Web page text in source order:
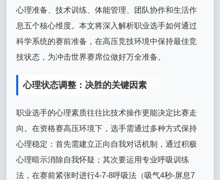
心理准备、技术训练、体能管理、团队协作和生活作
息五个核心维度。本文将深入解析职业选手如何通过
科学系统的赛前准备，在高压竞技环境中保持最佳竞
技状态，为冲击世界赛席位做好万全准备。
心理状态调整：决胜的关键因素
职业选手的心理素质往往比技术操作更能决定比赛走
向。在资格赛高压环境下，选手需通过多种方式保持
心理稳定：首先需建立正向自我对话机制，通过积极
心理暗示消除自我怀疑；其次要运用专业呼吸训练
法，在赛前紧张时进行4-7-8呼吸法（吸气4秒-屏息7